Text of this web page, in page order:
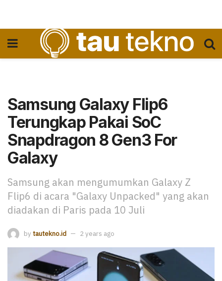
Samsung Galaxy Flip6
Terungkap Pakai SoC
Snapdragon 8 Gen3 For
Galaxy
Samsung akan mengumumkan Galaxy Z
Flip6 di acara "Galaxy Unpacked" yang akan
diadakan di Paris pada 10 Juli
by tautekno.id 2 years ago